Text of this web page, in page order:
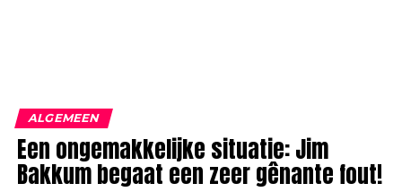
ALGEMEEN
Een ongemakkelijke situatie: Jim
Bakkum begaat een zeer gênante fout!